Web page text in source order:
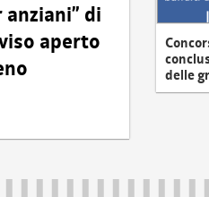
di
aperto
delle